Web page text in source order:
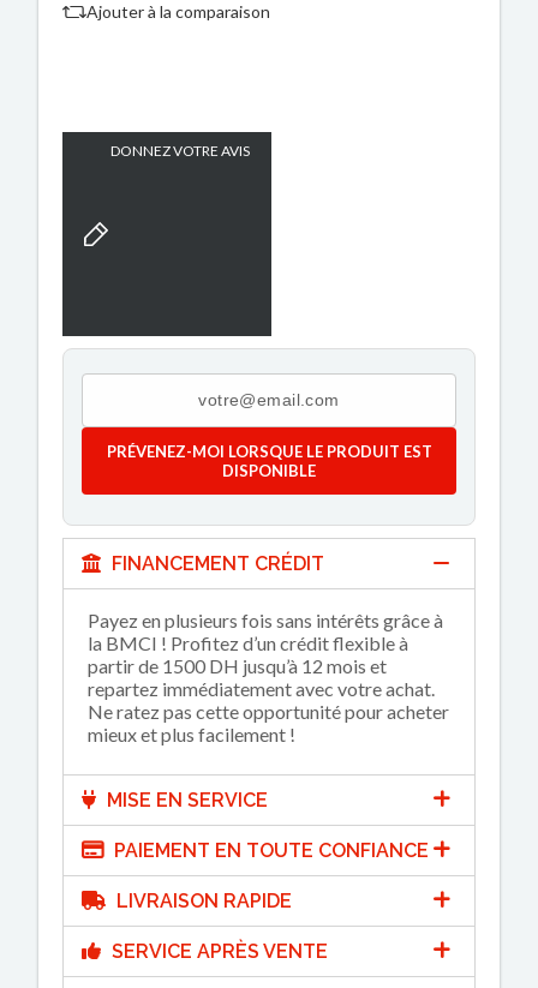
Ajouter à la comparaison
DONNEZ VOTRE AVIS
PRÉVENEZ-MOI LORSQUE LE PRODUIT EST
DISPONIBLE
FINANCEMENT CRÉDIT
Payez en plusieurs fois sans intérêts grâce à
la BMCI ! Profitez d’un crédit flexible à
partir de 1500 DH jusqu’à 12 mois et
repartez immédiatement avec votre achat.
Ne ratez pas cette opportunité pour acheter
mieux et plus facilement !
MISE EN SERVICE
PAIEMENT EN TOUTE CONFIANCE
LIVRAISON RAPIDE
SERVICE APRÈS VENTE